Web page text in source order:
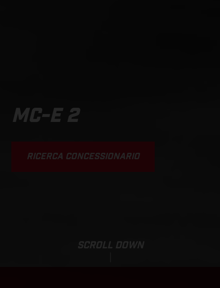
MC-E 2
RICERCA CONCESSIONARIO
SCROLL DOWN